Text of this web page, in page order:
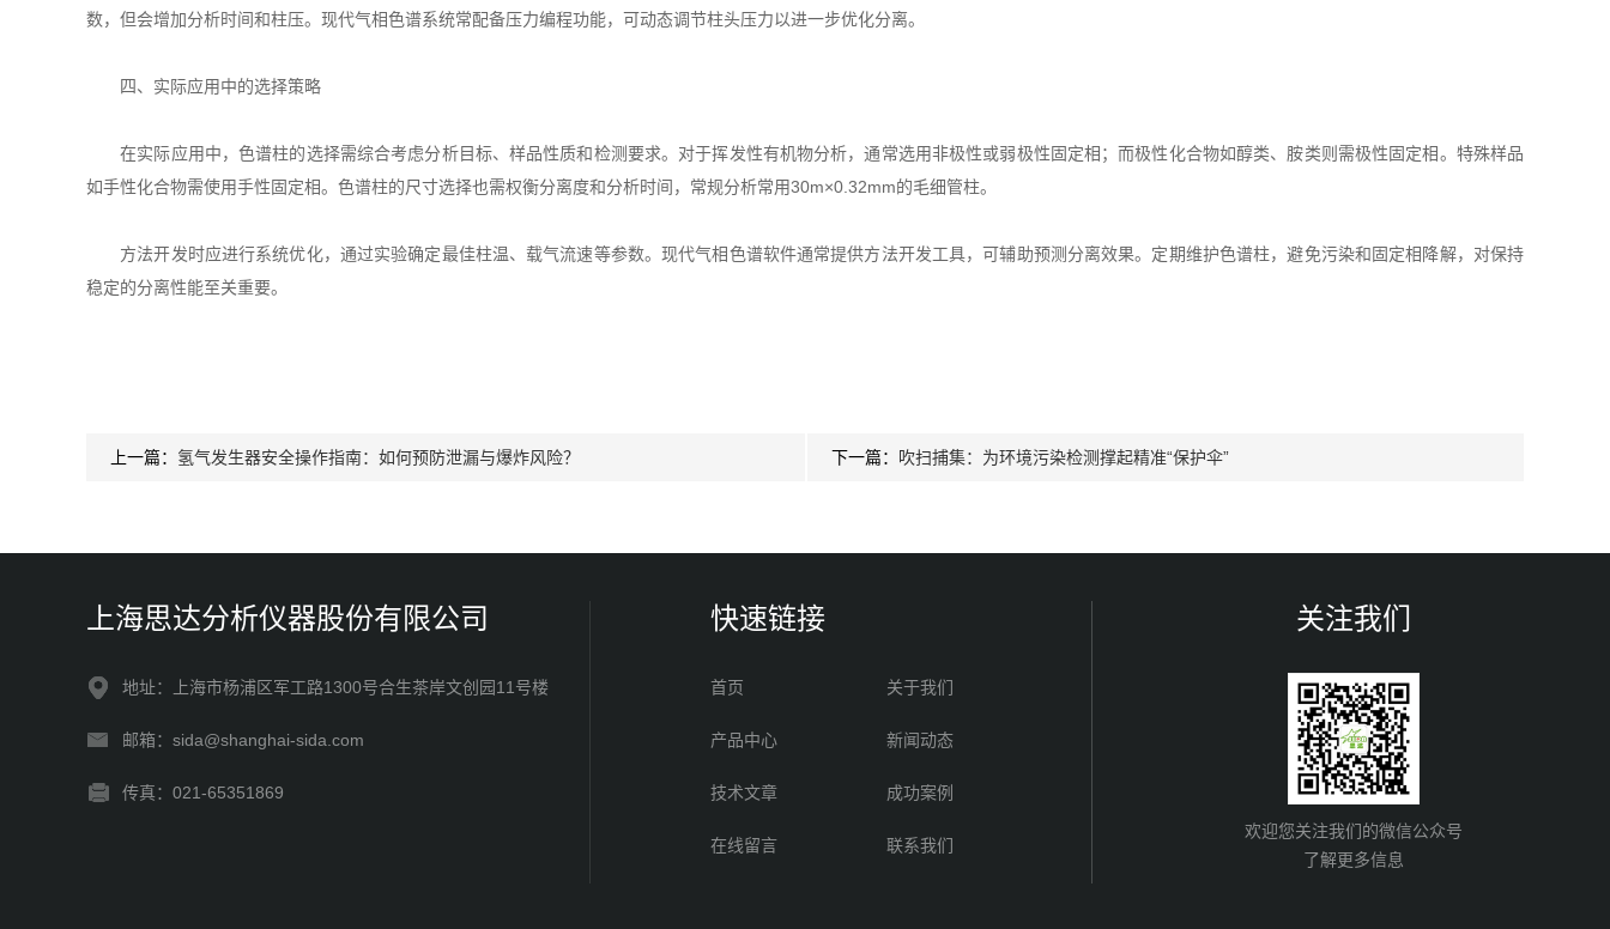
数，但会增加分析时间和柱压。现代气相色谱系统常配备压力编程功能，可动态调节柱头压力以进一步优化分离。
四、实际应用中的选择策略
在实际应用中，色谱柱的选择需综合考虑分析目标、样品性质和检测要求。对于挥发性有机物分析，通常选用非极性或弱极性固定相；而极性化合物如醇类、胺类则需极性固定相。特殊样品
如手性化合物需使用手性固定相。色谱柱的尺寸选择也需权衡分离度和分析时间，常规分析常用30m×0.32mm的毛细管柱。
方法开发时应进行系统优化，通过实验确定最佳柱温、载气流速等参数。现代气相色谱软件通常提供方法开发工具，可辅助预测分离效果。定期维护色谱柱，避免污染和固定相降解，对保持
稳定的分离性能至关重要。
上一篇： 氢气发生器安全操作指南：如何预防泄漏与爆炸风险？ 下一篇： 吹扫捕集：为环境污染检测撑起精准“保护伞”
上海思达分析仪器股份有限公司
地址：上海市杨浦区军工路1300号合生茶岸文创园11号楼
邮箱：sida@shanghai-sida.com
传真：021-65351869
快速链接
首页 关于我们
产品中心 新闻动态
技术文章 成功案例
在线留言 联系我们
关注我们
欢迎您关注我们的微信公众号
了解更多信息